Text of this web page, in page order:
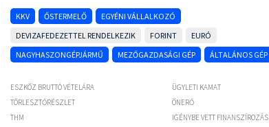
KKV ŐSTERMELŐ
EGYÉNI VÁLLALKOZÓ
DEVIZAFEDEZETTEL RENDELKEZIK
FORINT
EURÓ
NAGYHASZONGÉPJÁRMŰ
MEZŐGAZDASÁGI GÉP ÁLTALÁNOS GÉP
ESZKÖZ BRUTTÓ VÉTELÁRA
ÜGYLETI KAMAT
TÖRLESZTŐRÉSZLET
ÖNERŐ
THM
IGÉNYBE VETT FINANSZÍROZÁS